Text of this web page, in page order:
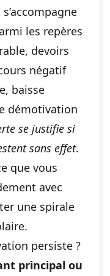
s’accompagne
les repères
devoirs
négatif
baisse
démotivation
se justifie si
sans effet.
que vous
avec
une spirale
persiste ?
principal ou